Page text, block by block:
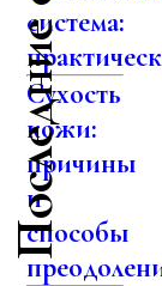
система:
Сухость
кожи:
причины
и
способы